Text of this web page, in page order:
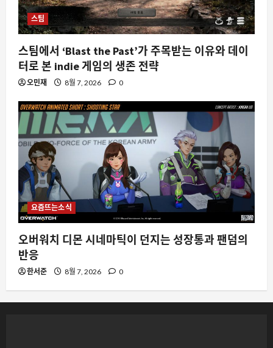
스팀
스팀에서 ‘Blast the Past’가 주목받는 이유와 데이
터로 본 indie 게임의 생존 전략
오민재 8월 7, 2026 0
요즘뜨는소식
오버워치 디몬 시네마틱이 던지는 성장통과 팬덤의
반응
한서준 8월 7, 2026 0